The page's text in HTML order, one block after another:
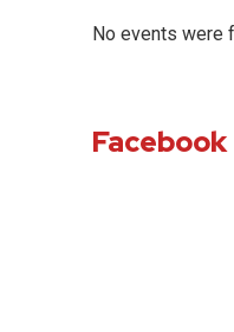
No events were
Facebook